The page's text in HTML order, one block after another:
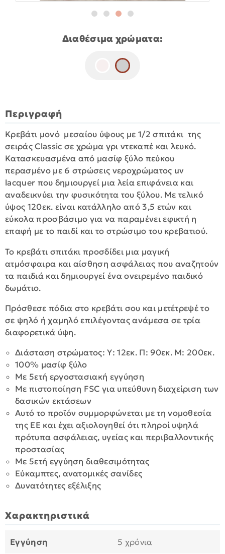
Διαθέσιμα χρώματα:
Περιγραφή
Κρεβάτι μονό μεσαίου ύψους με 1/2 σπιτάκι της
σειράς Classic σε χρώμα γρι ντεκαπέ και λευκό.
Kατασκευασμένα από μασίφ ξύλο πεύκου
περασμένο με 6 στρώσεις νεροχρώματος uv
lacquer που δημιουργεί μια λεία επιφάνεια και
αναδεικνύει την φυσικότητα του ξύλου. Με τελικό
ύψος 120εκ. είναι κατάλληλο από 3,5 ετών και
εύκολα προσβάσιμο για να παραμένει εφικτή η
επαφή με το παιδί και το στρώσιμο του κρεβατιού.
Το κρεβάτι σπιτάκι προσδίδει μια μαγική
ατμόσφαιρα και αίσθηση ασφάλειας που αναζητούν
τα παιδιά και δημιουργεί ένα ονειρεμένο παιδικό
δωμάτιο.
Πρόσθεσε πόδια στο κρεβάτι σου και μετέτρεψέ το
σε ψηλό ή χαμηλό επιλέγοντας ανάμεσα σε τρία
διαφορετικά ύψη.
Διάσταση στρώματος: Υ: 12εκ. Π: 90εκ. Μ: 200εκ.
100% μασίφ ξύλο
Με 5ετή εργοστασιακή εγγύηση
Με πιστοποίηση FSC για υπεύθυνη διαχείριση των
δασικών εκτάσεων
Αυτό το προϊόν συμμορφώνεται με τη νομοθεσία
της ΕΕ και έχει αξιολογηθεί ότι πληροί υψηλά
πρότυπα ασφάλειας, υγείας και περιβαλλοντικής
προστασίας
Με 5ετή εγγύηση διαθεσιμότητας
Εύκαμπτες, ανατομικές σανίδες
Δυνατότητες εξέλιξης
Χαρακτηριστικά
Εγγύηση 5 χρόνια